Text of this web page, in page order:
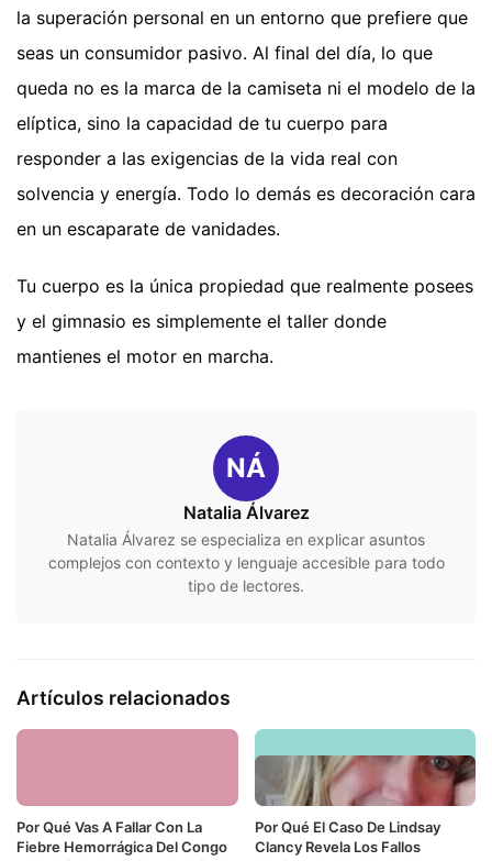
la superación personal en un entorno que prefiere que
seas un consumidor pasivo. Al final del día, lo que
queda no es la marca de la camiseta ni el modelo de la
elíptica, sino la capacidad de tu cuerpo para
responder a las exigencias de la vida real con
solvencia y energía. Todo lo demás es decoración cara
en un escaparate de vanidades.
Tu cuerpo es la única propiedad que realmente posees
y el gimnasio es simplemente el taller donde
mantienes el motor en marcha.
NÁ
Natalia Álvarez
Natalia Álvarez se especializa en explicar asuntos
complejos con contexto y lenguaje accesible para todo
tipo de lectores.
Artículos relacionados
Por Qué Vas A Fallar Con La
Fiebre Hemorrágica Del Congo
Por Qué El Caso De Lindsay
Clancy Revela Los Fallos